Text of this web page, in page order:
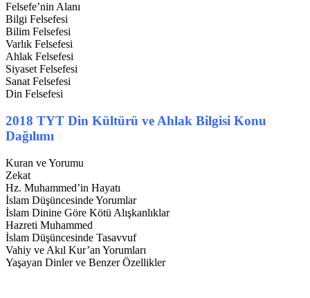
Felsefe’nin Alanı
Bilgi Felsefesi
Bilim Felsefesi
Varlık Felsefesi
Ahlak Felsefesi
Siyaset Felsefesi
Sanat Felsefesi
Din Felsefesi
2018 TYT Din Kültürü ve Ahlak Bilgisi Konu
Dağılımı
Kuran ve Yorumu
Zekat
Hz. Muhammed’in Hayatı
İslam Düşüncesinde Yorumlar
İslam Dinine Göre Kötü Alışkanlıklar
Hazreti Muhammed
İslam Düşüncesinde Tasavvuf
Vahiy ve Akıl Kur’an Yorumları
Yaşayan Dinler ve Benzer Özellikler